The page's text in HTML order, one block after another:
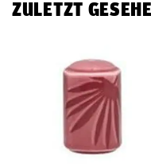
ZULETZT